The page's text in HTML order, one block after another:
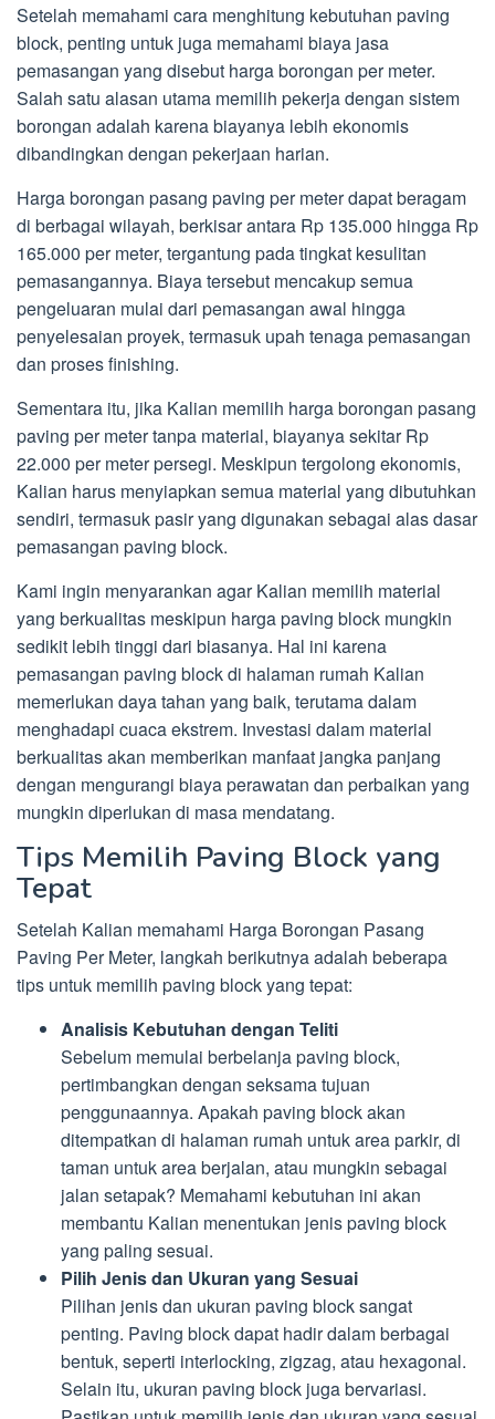
Setelah memahami cara menghitung kebutuhan paving
block, penting untuk juga memahami biaya jasa
pemasangan yang disebut harga borongan per meter.
Salah satu alasan utama memilih pekerja dengan sistem
borongan adalah karena biayanya lebih ekonomis
dibandingkan dengan pekerjaan harian.
Harga borongan pasang paving per meter dapat beragam
di berbagai wilayah, berkisar antara Rp 135.000 hingga Rp
165.000 per meter, tergantung pada tingkat kesulitan
pemasangannya. Biaya tersebut mencakup semua
pengeluaran mulai dari pemasangan awal hingga
penyelesaian proyek, termasuk upah tenaga pemasangan
dan proses finishing.
Sementara itu, jika Kalian memilih harga borongan pasang
paving per meter tanpa material, biayanya sekitar Rp
22.000 per meter persegi. Meskipun tergolong ekonomis,
Kalian harus menyiapkan semua material yang dibutuhkan
sendiri, termasuk pasir yang digunakan sebagai alas dasar
pemasangan paving block.
Kami ingin menyarankan agar Kalian memilih material
yang berkualitas meskipun harga paving block mungkin
sedikit lebih tinggi dari biasanya. Hal ini karena
pemasangan paving block di halaman rumah Kalian
memerlukan daya tahan yang baik, terutama dalam
menghadapi cuaca ekstrem. Investasi dalam material
berkualitas akan memberikan manfaat jangka panjang
dengan mengurangi biaya perawatan dan perbaikan yang
mungkin diperlukan di masa mendatang.
Tips Memilih Paving Block yang
Tepat
Setelah Kalian memahami Harga Borongan Pasang
Paving Per Meter, langkah berikutnya adalah beberapa
tips untuk memilih paving block yang tepat:
Analisis Kebutuhan dengan Teliti
Sebelum memulai berbelanja paving block,
pertimbangkan dengan seksama tujuan
penggunaannya. Apakah paving block akan
ditempatkan di halaman rumah untuk area parkir, di
taman untuk area berjalan, atau mungkin sebagai
jalan setapak? Memahami kebutuhan ini akan
membantu Kalian menentukan jenis paving block
yang paling sesuai.
Pilih Jenis dan Ukuran yang Sesuai
Pilihan jenis dan ukuran paving block sangat
penting. Paving block dapat hadir dalam berbagai
bentuk, seperti interlocking, zigzag, atau hexagonal.
Selain itu, ukuran paving block juga bervariasi.